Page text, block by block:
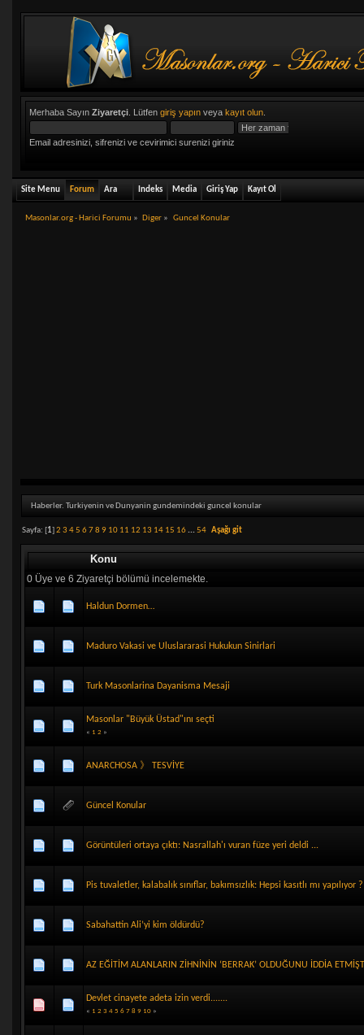
Merhaba Sayın Ziyaretçi. Lütfen giriş yapınveya kayıt olun.
Email adresinizi, sifrenizi ve cevirimici surenizi giriniz
Site Menu Forum Ara Indeks Media Giriş Yap Kayıt Ol
Masonlar.org - Harici Forumu » Diger » Guncel Konular
Haberler. Turkiyenin ve Dunyanin gundemindeki guncel konular
Sayfa: [1] 2 3 45 678 9 10 11 12 13 14 15 16...54 Aşağı git
Konu
0 Üye ve 6 Ziyaretçi bölümü incelemekte.
Haldun Dormen…
Maduro Vakasi ve Uluslararasi Hukukun Sinirlari
Turk Masonlarina Dayanisma Mesaji
Masonlar "Büyük Üstad"ını seçti
« 1 2 »
ANARCHOSA 》 TESVİYE
Güncel Konular
Görüntüleri ortaya çıktı: Nasrallah'ı vuran füze yeri deldi ...
Pis tuvaletler, kalabalık sınıflar, bakımsızlık: Hepsi kasıtlı mı yapılıyor ?
Sabahattin Ali’yi kim öldürdü?
AZ EĞİTİM ALANLARIN ZİHNİNİN ‘BERRAK’ OLDUĞUNU İDDİA
Devlet cinayete adeta izin verdi.......
« 1 2 3 4 5 6 7 8 9 10»